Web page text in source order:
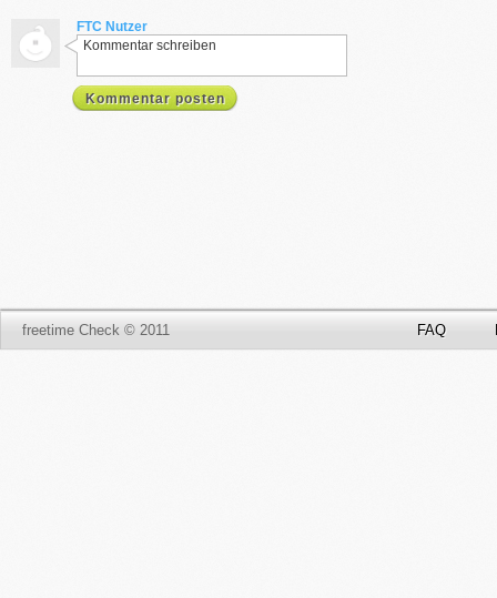
FTC Nutzer
Kommentar schreiben
Kommentar posten
freetime Check © 2011 FAQ